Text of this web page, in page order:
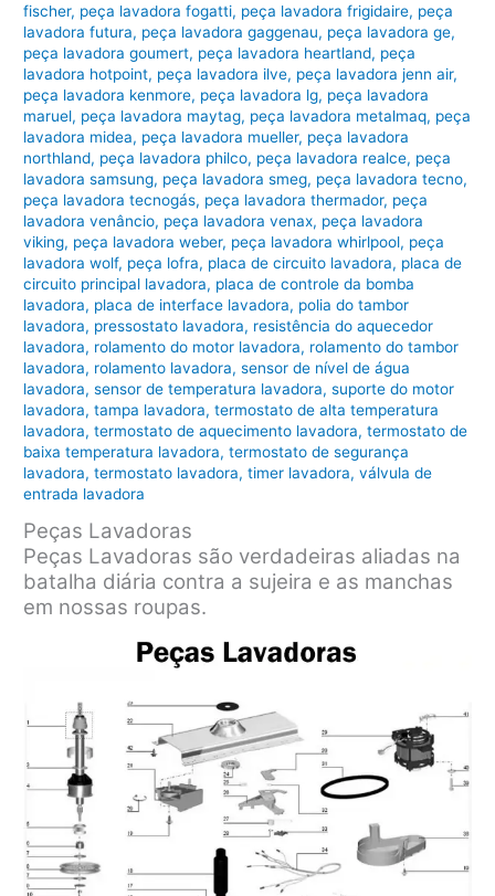
fischer, peça lavadora fogatti, peça lavadora frigidaire, peça
lavadora futura, peça lavadora gaggenau, peça lavadora ge,
peça lavadora goumert, peça lavadora heartland, peça
lavadora hotpoint, peça lavadora ilve, peça lavadora jenn air,
peça lavadora kenmore, peça lavadora lg, peça lavadora
maruel, peça lavadora maytag, peça lavadora metalmaq, peça
lavadora midea, peça lavadora mueller, peça lavadora
northland, peça lavadora philco, peça lavadora realce, peça
lavadora samsung, peça lavadora smeg, peça lavadora tecno,
peça lavadora tecnogás, peça lavadora thermador, peça
lavadora venâncio, peça lavadora venax, peça lavadora
viking, peça lavadora weber, peça lavadora whirlpool, peça
lavadora wolf, peça lofra, placa de circuito lavadora, placa de
circuito principal lavadora, placa de controle da bomba
lavadora, placa de interface lavadora, polia do tambor
lavadora, pressostato lavadora, resistência do aquecedor
lavadora, rolamento do motor lavadora, rolamento do tambor
lavadora, rolamento lavadora,sensor de nível de água
lavadora,sensor de temperatura lavadora,suporte do motor
lavadora,tampa lavadora,termostato de alta temperatura
lavadora,termostato de aquecimento lavadora,termostato de
baixa temperatura lavadora,termostato de segurança
lavadora,termostato lavadora,timer lavadora,válvula de
entrada lavadora
Peças Lavadoras
Peças Lavadoras são verdadeiras aliadas na
batalha diária contra a sujeira e as manchas
em nossas roupas.